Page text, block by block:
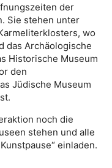
der
Sie stehen unter
wo
das Archäologische
Historische Museum
den
Jüdische Museum
noch die
stehen und alle
einladen.